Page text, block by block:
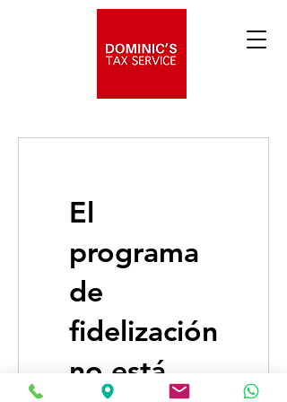
El
programa
de
fidelización
no está